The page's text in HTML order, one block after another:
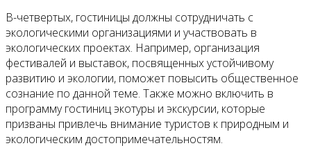
В-четвертых, гостиницы должны сотрудничать с
экологическими организациями и участвовать в
экологических проектах. Например, организация
фестивалей и выставок, посвященных устойчивому
развитию и экологии, поможет повысить общественное
сознание по данной теме. Также можно включить в
программу гостиниц экотуры и экскурсии, которые
призваны привлечь внимание туристов к природным и
экологическим достопримечательностям.